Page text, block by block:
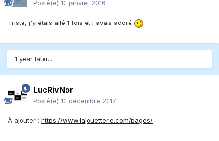
Posté(e) 10 janvier 2016
Triste, j'y étais allé 1 fois et j'avais adoré
1 year later...
LucRivNor
Posté(e) 13 décembre 2017
À ajouter : https://www.lajouetterie.com/pages/